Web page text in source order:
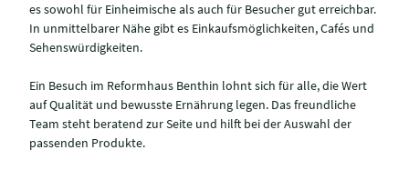
es sowohl für Einheimische als auch für Besucher gut erreichbar.
In unmittelbarer Nähe gibt es Einkaufsmöglichkeiten, Cafés und
Sehenswürdigkeiten.
Ein Besuch im Reformhaus Benthin lohnt sich für alle, die Wert
auf Qualität und bewusste Ernährung legen. Das freundliche
Team steht beratend zur Seite und hilft bei der Auswahl der
passenden Produkte.